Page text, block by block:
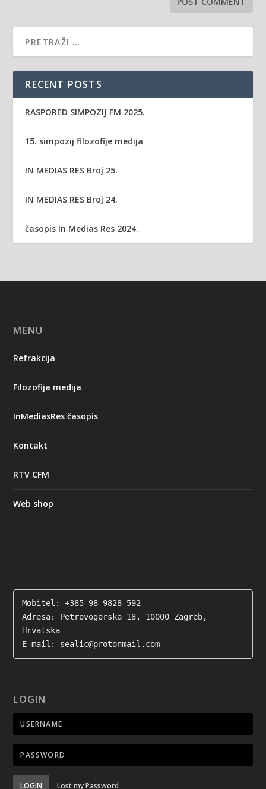
RECENT POSTS
RASPORED SIMPOZIJ FM 2025.
15. simpozij filozofije medija
IN MEDIAS RES Broj 25.
IN MEDIAS RES Broj 24.
časopis In Medias Res 2024.
MENU
Refrakcija
Filozofija medija
InMediasRes časopis
Kontakt
RTV CFM
Web shop
Mobitel: +385 98 9828 592
Adresa: Petrovogorska 18, 10000 Zagreb,
Hrvatska
E-mail: sealic@protonmail.com
LOGIN
LOGIN Lost my Password